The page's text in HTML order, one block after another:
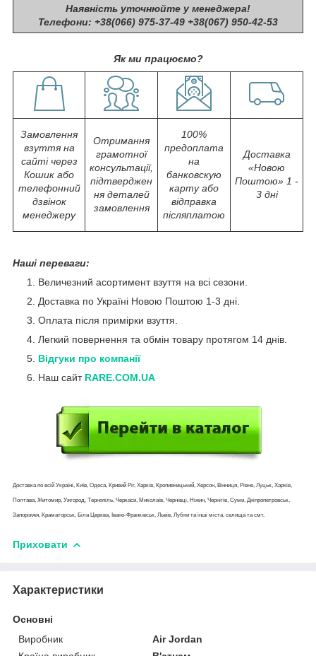
Наявність уточнюйте у менеджера!
Телефони: +38(066) 975-37-49 +38(067) 950-42-53
Як ми працюємо?
Замовлення
взуття на
сайті через
Кошик або
телефонний
дзвінок
менеджеру
Отримання
грамотної
консультації,
підтверджен
ня деталей
замовлення
100%
предоплата
на
банковскую
карту або
відправка
післяплатою
Доставка
«Новою
Поштою» 1 -
3 дні
Наші переваги:
Величезний асортимент взуття на всі сезони.
Доставка по Україні Новою Поштою 1-3 дні.
Оплата після примірки взуття.
Легкий повернення та обмін товару протягом 14 днів.
Відгуки про компанії
Наш сайт RARE.COM.UA
Доставка по всій Україні, Київ, Одеса, Кривий Ріг, Харків, Кропивницький, Херсон, Вінниця, Рівне, Луцьк, Харків,
Полтава, Житомир, Ужгород, Тернопіль, Черкаси, Миколаїв, Чернівці, Ніжин, Чернігів, Суми, Дніпропетровськ,
Запоріжжя, Краматорськ, Біла Церква, Івано-Франківськ, Львів, Лубни та інші міста, селища та смт.
Приховати
Характеристики
Основні
Виробник
Air Jordan